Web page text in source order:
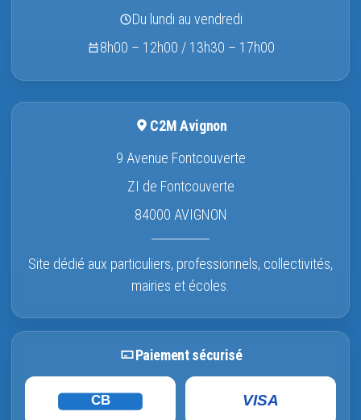
Du lundi au vendredi
8h00 – 12h00 / 13h30 – 17h00
C2M Avignon
9 Avenue Fontcouverte
ZI de Fontcouverte
84000 AVIGNON
Site dédié aux particuliers, professionnels, collectivités,
mairies et écoles.
Paiement sécurisé
CB VISA